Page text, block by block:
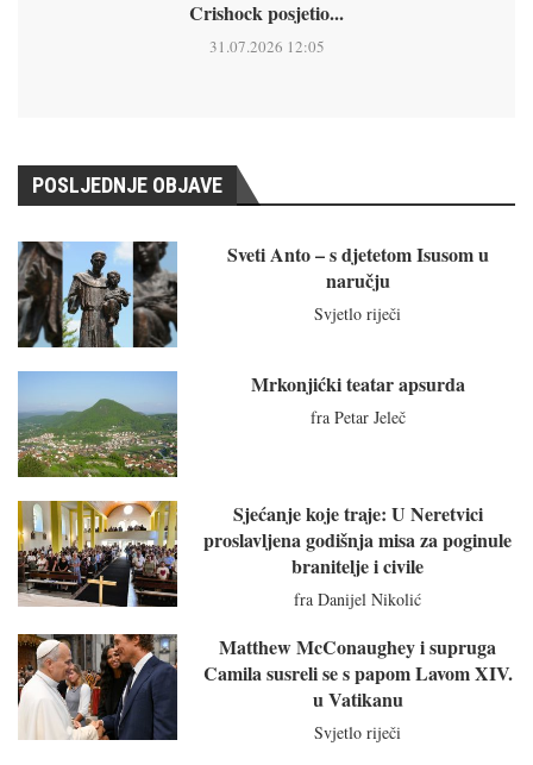
Crishock posjetio...
31.07.2026 12:05
POSLJEDNJE OBJAVE
Sveti Anto – s djetetom Isusom u
naručju
Svjetlo riječi
Mrkonjićki teatar apsurda
fra Petar Jeleč
Sjećanje koje traje: U Neretvici
proslavljena godišnja misa za poginule
branitelje i civile
fra Danijel Nikolić
Matthew McConaughey i supruga
Camila susreli se s papom Lavom XIV.
u Vatikanu
Svjetlo riječi